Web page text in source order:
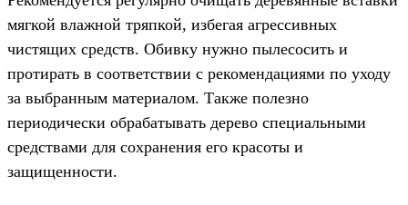
мягкой влажной тряпкой, избегая агрессивных
чистящих средств. Обивку нужно пылесосить и
протирать в соответствии с рекомендациями по уходу
за выбранным материалом. Также полезно
периодически обрабатывать дерево специальными
средствами для сохранения его красоты и
защищенности.